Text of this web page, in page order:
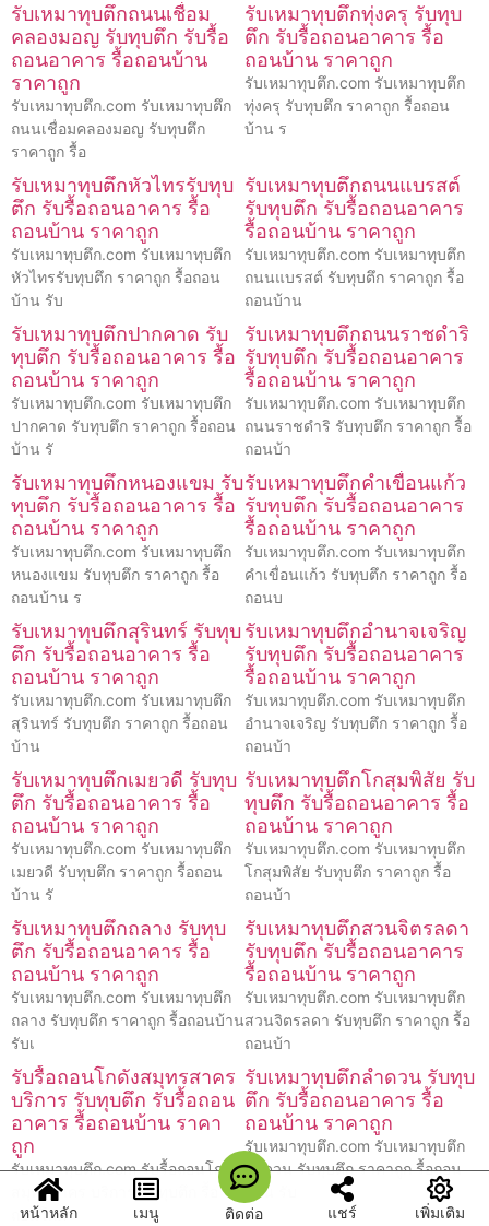
รับเหมาทุบตึกถนนเชื่อม
คลองมอญ รับทุบตึก รับรื้อ
ถอนอาคาร รื้อถอนบ้าน
ราคาถูก
รับเหมาทุบตึก.com รับเหมาทุบตึก
ถนนเชื่อมคลองมอญ รับทุบตึก
ราคาถูก รื้อ
รับเหมาทุบตึกทุ่งครุ รับทุบ
ตึก รับรื้อถอนอาคาร รื้อ
ถอนบ้าน ราคาถูก
รับเหมาทุบตึก.com รับเหมาทุบตึก
ทุ่งครุ รับทุบตึก ราคาถูก รื้อถอน
บ้าน ร
รับเหมาทุบตึกหัวไทรรับทุบ
ตึก รับรื้อถอนอาคาร รื้อ
ถอนบ้าน ราคาถูก
รับเหมาทุบตึก.com รับเหมาทุบตึก
หัวไทรรับทุบตึก ราคาถูก รื้อถอน
บ้าน รับ
รับเหมาทุบตึกถนนแบรสต์
รับทุบตึก รับรื้อถอนอาคาร
รื้อถอนบ้าน ราคาถูก
รับเหมาทุบตึก.com รับเหมาทุบตึก
ถนนแบรสต์ รับทุบตึก ราคาถูก รื้อ
ถอนบ้าน
รับเหมาทุบตึกปากคาด รับ
ทุบตึก รับรื้อถอนอาคาร รื้อ
ถอนบ้าน ราคาถูก
รับเหมาทุบตึก.com รับเหมาทุบตึก
ปากคาด รับทุบตึก ราคาถูก รื้อถอน
บ้าน รั
รับเหมาทุบตึกถนนราชดำริ
รับทุบตึก รับรื้อถอนอาคาร
รื้อถอนบ้าน ราคาถูก
รับเหมาทุบตึก.com รับเหมาทุบตึก
ถนนราชดำริ รับทุบตึก ราคาถูก รื้อ
ถอนบ้า
รับเหมาทุบตึกหนองแขม รับ
ทุบตึก รับรื้อถอนอาคาร รื้อ
ถอนบ้าน ราคาถูก
รับเหมาทุบตึก.com รับเหมาทุบตึก
หนองแขม รับทุบตึก ราคาถูก รื้อ
ถอนบ้าน ร
รับเหมาทุบตึกคำเขื่อนแก้ว
รับทุบตึก รับรื้อถอนอาคาร
รื้อถอนบ้าน ราคาถูก
รับเหมาทุบตึก.com รับเหมาทุบตึก
คำเขื่อนแก้ว รับทุบตึก ราคาถูก รื้อ
ถอนบ
รับเหมาทุบตึกสุรินทร์ รับทุบ
ตึก รับรื้อถอนอาคาร รื้อ
ถอนบ้าน ราคาถูก
รับเหมาทุบตึก.com รับเหมาทุบตึก
สุรินทร์ รับทุบตึก ราคาถูก รื้อถอน
บ้าน
รับเหมาทุบตึกอำนาจเจริญ
รับทุบตึก รับรื้อถอนอาคาร
รื้อถอนบ้าน ราคาถูก
รับเหมาทุบตึก.com รับเหมาทุบตึก
อำนาจเจริญ รับทุบตึก ราคาถูก รื้อ
ถอนบ้า
รับเหมาทุบตึกเมยวดี รับทุบ
ตึก รับรื้อถอนอาคาร รื้อ
ถอนบ้าน ราคาถูก
รับเหมาทุบตึก.com รับเหมาทุบตึก
เมยวดี รับทุบตึก ราคาถูก รื้อถอน
บ้าน รั
รับเหมาทุบตึกโกสุมพิสัย รับ
ทุบตึก รับรื้อถอนอาคาร รื้อ
ถอนบ้าน ราคาถูก
รับเหมาทุบตึก.com รับเหมาทุบตึก
โกสุมพิสัย รับทุบตึก ราคาถูก รื้อ
ถอนบ้า
รับเหมาทุบตึกถลาง รับทุบ
ตึก รับรื้อถอนอาคาร รื้อ
ถอนบ้าน ราคาถูก
รับเหมาทุบตึก.com รับเหมาทุบตึก
ถลาง รับทุบตึก ราคาถูก รื้อถอนบ้าน
รับเ
รับเหมาทุบตึกสวนจิตรลดา
รับทุบตึก รับรื้อถอนอาคาร
รื้อถอนบ้าน ราคาถูก
รับเหมาทุบตึก.com รับเหมาทุบตึก
สวนจิตรลดา รับทุบตึก ราคาถูก รื้อ
ถอนบ้า
รับรื้อถอนโกดังสมุทรสาคร
บริการ รับทุบตึก รับรื้อถอน
อาคาร รื้อถอนบ้าน ราคา
ถูก
รับเหมาทุบตึก.com รับรื้อถอนโกดัง
สมุทรสาคร บริการ รับทุบตึก รื้อ
ถอนโกด
รับเหมาทุบตึกลำดวน รับทุบ
ตึก รับรื้อถอนอาคาร รื้อ
ถอนบ้าน ราคาถูก
รับเหมาทุบตึก.com รับเหมาทุบตึก
ลำดวน รับทุบตึก ราคาถูก รื้อถอน
บ้าน รับ
หน้าหลัก เมนู ติดต่อ แชร์ เพิ่มเติม